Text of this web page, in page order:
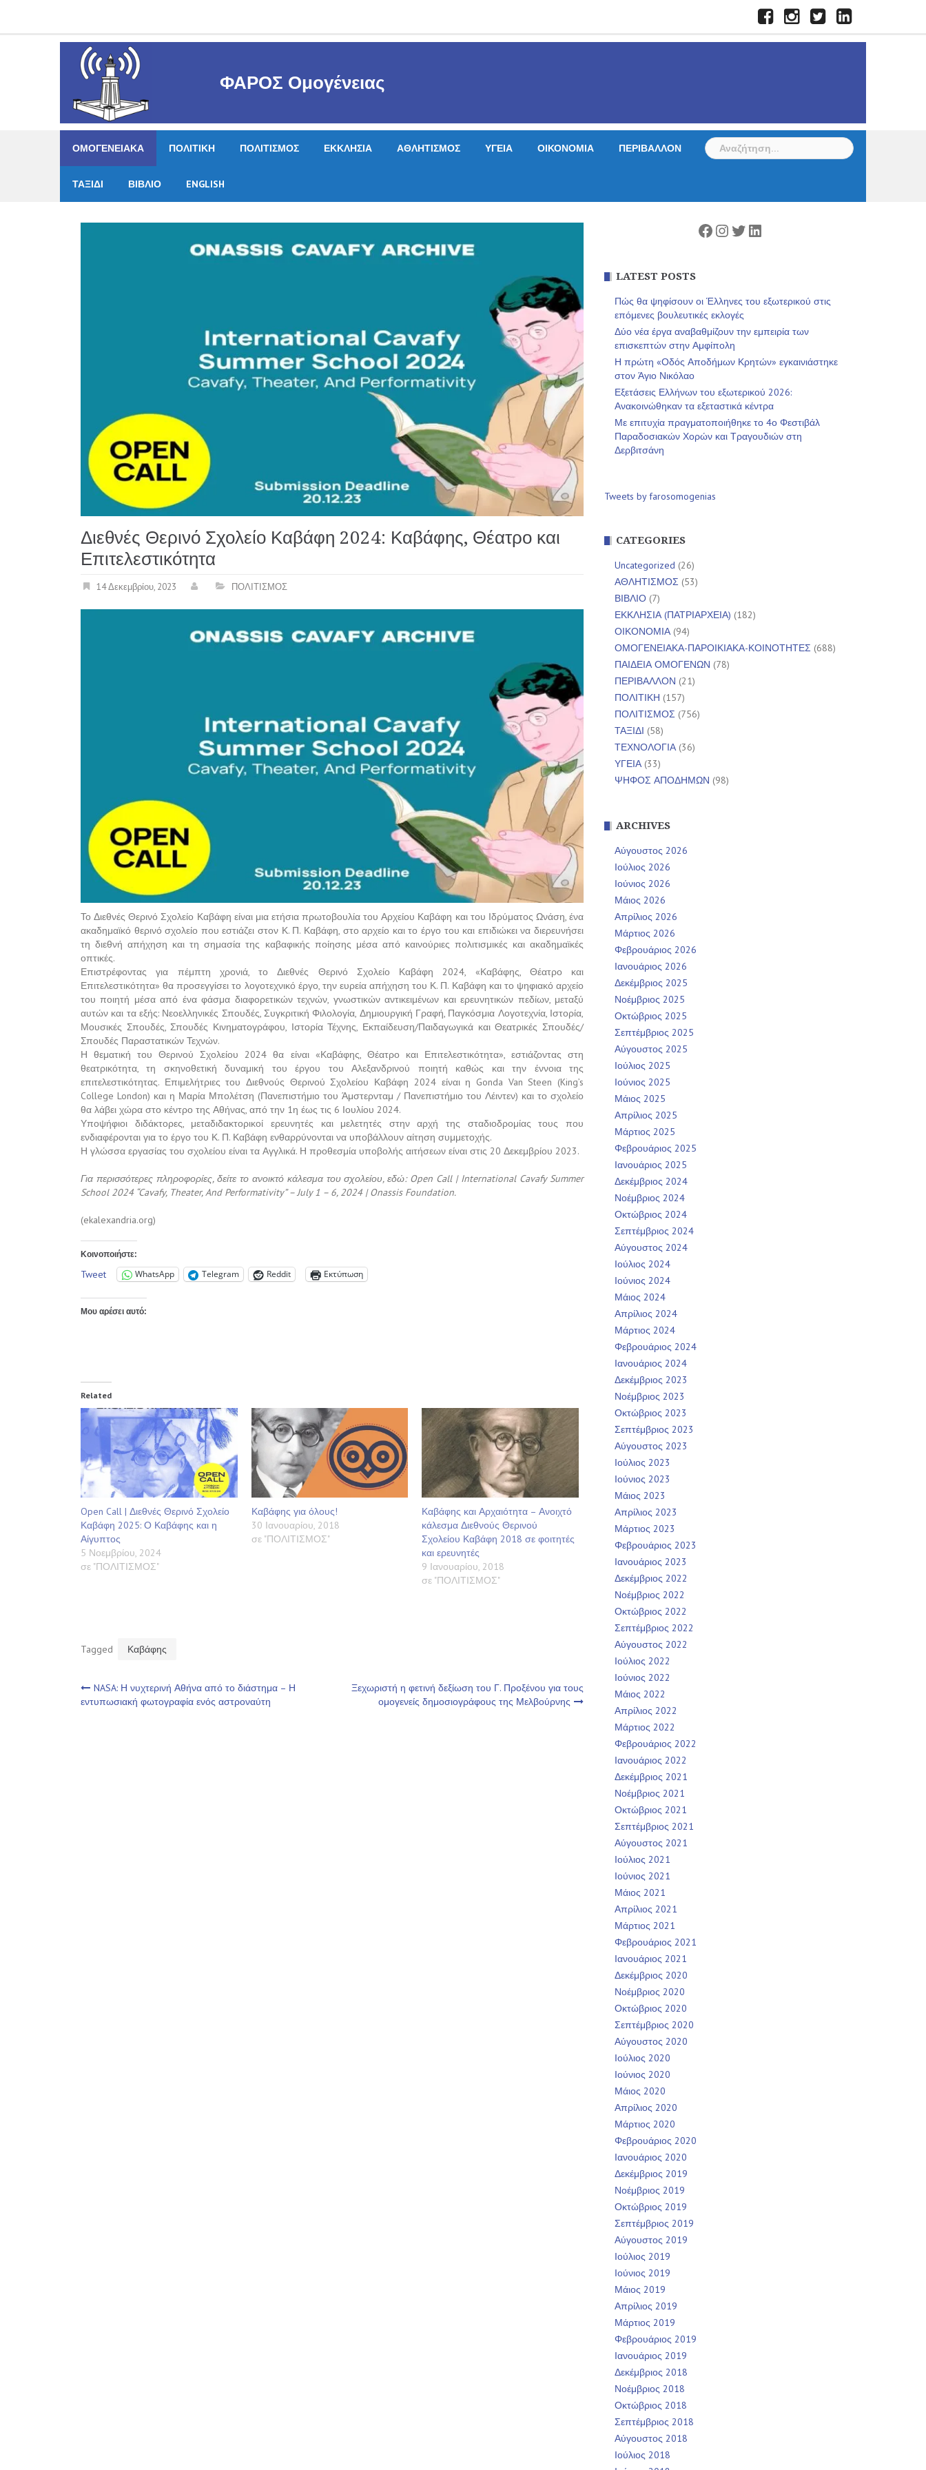
FacebookInstagramTwitterLinkedIn
ΦΑΡΟΣ Ομογένειας
ΟΜΟΓΕΝΕΙΑΚΑ ΠΟΛΙΤΙΚΗ ΠΟΛΙΤΙΣΜΟΣ ΕΚΚΛΗΣΙΑ ΑΘΛΗΤΙΣΜΟΣ ΥΓΕΙΑ ΟΙΚΟΝΟΜΙΑ ΠΕΡΙΒΑΛΛΟΝ
ΤΑΞΙΔΙ ΒΙΒΛΙΟ ENGLISH
Αναζήτηση
για:
Διεθνές Θερινό Σχολείο Καβάφη 2024: Καβάφης, Θέατρο και
Επιτελεστικότητα
14 Δεκεμβρίου, 2023 ΠΟΛΙΤΙΣΜΟΣ
Το Διεθνές Θερινό Σχολείο Καβάφη είναι μια ετήσια πρωτοβουλία του Αρχείου Καβάφη και του Ιδρύματος Ωνάση, ένα
ακαδημαϊκό θερινό σχολείο που εστιάζει στον Κ. Π. Καβάφη, στο αρχείο και το έργο του και επιδιώκει να διερευνήσει
τη διεθνή απήχηση και τη σημασία της καβαφικής ποίησης μέσα από καινούριες πολιτισμικές και ακαδημαϊκές
οπτικές.
Επιστρέφοντας για πέμπτη χρονιά, το Διεθνές Θερινό Σχολείο Καβάφη 2024, «Καβάφης, Θέατρο και
Επιτελεστικότητα» θα προσεγγίσει το λογοτεχνικό έργο, την ευρεία απήχηση του Κ. Π. Καβάφη και το ψηφιακό αρχείο
του ποιητή μέσα από ένα φάσμα διαφορετικών τεχνών, γνωστικών αντικειμένων και ερευνητικών πεδίων, μεταξύ
αυτών και τα εξής: Νεοελληνικές Σπουδές, Συγκριτική Φιλολογία, Δημιουργική Γραφή, Παγκόσμια Λογοτεχνία, Ιστορία,
Μουσικές Σπουδές, Σπουδές Κινηματογράφου, Ιστορία Τέχνης, Εκπαίδευση/Παιδαγωγικά και Θεατρικές Σπουδές/
Σπουδές Παραστατικών Τεχνών.
Η θεματική του Θερινού Σχολείου 2024 θα είναι «Καβάφης, Θέατρο και Επιτελεστικότητα», εστιάζοντας στη
θεατρικότητα, τη σκηνοθετική δυναμική του έργου του Αλεξανδρινού ποιητή καθώς και την έννοια της
επιτελεστικότητας. Επιμελήτριες του Διεθνούς Θερινού Σχολείου Καβάφη 2024 είναι η Gonda Van Steen (King’s
College London) και η Μαρία Μπολέτση (Πανεπιστήμιο του Άμστερνταμ / Πανεπιστήμιο του Λέιντεν) και το σχολείο
θα λάβει χώρα στο κέντρο της Αθήνας, από την 1η έως τις 6 Ιουλίου 2024.
Υποψήφιοι διδάκτορες, μεταδιδακτορικοί ερευνητές και μελετητές στην αρχή της σταδιοδρομίας τους που
ενδιαφέρονται για το έργο του Κ. Π. Καβάφη ενθαρρύνονται να υποβάλλουν αίτηση συμμετοχής.
Η γλώσσα εργασίας του σχολείου είναι τα Αγγλικά. Η προθεσμία υποβολής αιτήσεων είναι στις 20 Δεκεμβρίου 2023.
Για περισσότερες πληροφορίες, δείτε το ανοικτό κάλεσμα του σχολείου, εδώ: Open Call | International Cavafy Summer
School 2024 “Cavafy, Theater, And Performativity” – July 1 – 6, 2024 | Onassis Foundation.
(ekalexandria.org)
Κοινοποιήστε:
Tweet WhatsApp Telegram Reddit Εκτύπωση
Μου αρέσει αυτό:
Related
Open Call | Διεθνές Θερινό Σχολείο
Καβάφη 2025: Ο Καβάφης και η
Αίγυπτος
5 Νοεμβρίου, 2024
σε "ΠΟΛΙΤΙΣΜΟΣ"
Καβάφης για όλους!
30 Ιανουαρίου, 2018
σε "ΠΟΛΙΤΙΣΜΟΣ"
Καβάφης και Αρχαιότητα – Ανοιχτό
κάλεσμα Διεθνούς Θερινού
Σχολείου Καβάφη 2018 σε φοιτητές
και ερευνητές
9 Ιανουαρίου, 2018
σε "ΠΟΛΙΤΙΣΜΟΣ"
Tagged Καβάφης
Πλοήγηση
NASA: Η νυχτερινή Αθήνα από το διάστημα – Η
εντυπωσιακή φωτογραφία ενός αστροναύτη
Ξεχωριστή η φετινή δεξίωση του Γ. Προξένου για τους
ομογενείς δημοσιογράφους της Μελβούρνης
Facebook
Instagram
Twitter
Linkedin
LATEST POSTS
Πώς θα ψηφίσουν οι Έλληνες του εξωτερικού στις
επόμενες βουλευτικές εκλογές
Δύο νέα έργα αναβαθμίζουν την εμπειρία των
επισκεπτών στην Αμφίπολη
Η πρώτη «Οδός Αποδήμων Κρητών» εγκαινιάστηκε
στον Άγιο Νικόλαο
Εξετάσεις Ελλήνων του εξωτερικού 2026:
Ανακοινώθηκαν τα εξεταστικά κέντρα
Με επιτυχία πραγματοποιήθηκε το 4ο Φεστιβάλ
Παραδοσιακών Χορών και Τραγουδιών στη
Δερβιτσάνη
Tweets by farosomogenias
CATEGORIES
Uncategorized (26)
ΑΘΛΗΤΙΣΜΟΣ (53)
ΒΙΒΛΙΟ (7)
ΕΚΚΛΗΣΙΑ (ΠΑΤΡΙΑΡΧΕΙΑ) (182)
ΟΙΚΟΝΟΜΙΑ(94)
ΟΜΟΓΕΝΕΙΑΚΑ-ΠΑΡΟΙΚΙΑΚΑ-ΚΟΙΝΟΤΗΤΕΣ (688)
ΠΑΙΔΕΙΑ ΟΜΟΓΕΝΩΝ (78)
ΠΕΡΙΒΑΛΛΟΝ (21)
ΠΟΛΙΤΙΚΗ (157)
ΠΟΛΙΤΙΣΜΟΣ (756)
ΤΑΞΙΔΙ (58)
ΤΕΧΝΟΛΟΓΙΑ(36)
ΥΓΕΙΑ(33)
ΨΗΦΟΣ ΑΠΟΔΗΜΩΝ (98)
ARCHIVES
Αύγουστος 2026
Ιούλιος 2026
Ιούνιος 2026
Μάιος 2026
Απρίλιος 2026
Μάρτιος 2026
Φεβρουάριος 2026
Ιανουάριος 2026
Δεκέμβριος 2025
Νοέμβριος 2025
Οκτώβριος 2025
Σεπτέμβριος 2025
Αύγουστος 2025
Ιούλιος 2025
Ιούνιος 2025
Μάιος 2025
Απρίλιος 2025
Μάρτιος 2025
Φεβρουάριος 2025
Ιανουάριος 2025
Δεκέμβριος 2024
Νοέμβριος 2024
Οκτώβριος 2024
Σεπτέμβριος 2024
Αύγουστος 2024
Ιούλιος 2024
Ιούνιος 2024
Μάιος 2024
Απρίλιος 2024
Μάρτιος 2024
Φεβρουάριος 2024
Ιανουάριος 2024
Δεκέμβριος 2023
Νοέμβριος 2023
Οκτώβριος 2023
Σεπτέμβριος 2023
Αύγουστος 2023
Ιούλιος 2023
Ιούνιος 2023
Μάιος 2023
Απρίλιος 2023
Μάρτιος 2023
Φεβρουάριος 2023
Ιανουάριος 2023
Δεκέμβριος 2022
Νοέμβριος 2022
Οκτώβριος 2022
Σεπτέμβριος 2022
Αύγουστος 2022
Ιούλιος 2022
Ιούνιος 2022
Μάιος 2022
Απρίλιος 2022
Μάρτιος 2022
Φεβρουάριος 2022
Ιανουάριος 2022
Δεκέμβριος 2021
Νοέμβριος 2021
Οκτώβριος 2021
Σεπτέμβριος 2021
Αύγουστος 2021
Ιούλιος 2021
Ιούνιος 2021
Μάιος 2021
Απρίλιος 2021
Μάρτιος 2021
Φεβρουάριος 2021
Ιανουάριος 2021
Δεκέμβριος 2020
Νοέμβριος 2020
Οκτώβριος 2020
Σεπτέμβριος 2020
Αύγουστος 2020
Ιούλιος 2020
Ιούνιος 2020
Μάιος 2020
Απρίλιος 2020
Μάρτιος 2020
Φεβρουάριος 2020
Ιανουάριος 2020
Δεκέμβριος 2019
Νοέμβριος 2019
Οκτώβριος 2019
Σεπτέμβριος 2019
Αύγουστος 2019
Ιούλιος 2019
Ιούνιος 2019
Μάιος 2019
Απρίλιος 2019
Μάρτιος 2019
Φεβρουάριος 2019
Ιανουάριος 2019
Δεκέμβριος 2018
Νοέμβριος 2018
Οκτώβριος 2018
Σεπτέμβριος 2018
Αύγουστος 2018
Ιούλιος 2018